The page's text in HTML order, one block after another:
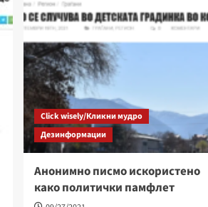
звукот.
Click wisely/Кликни мудро
Дезинформации
Анонимно писмо искористено
како политички памфлет